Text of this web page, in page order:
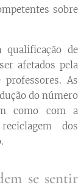
sobre
qualificação de
afetados pela
As
do número
como com a
dos
se sentir